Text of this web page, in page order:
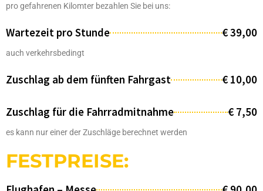
pro gefahrenen Kilomter bezahlen Sie bei uns:
Wartezeit pro Stunde € 39,00
auch verkehrsbedingt
Zuschlag ab dem fünften Fahrgast € 10,00
Zuschlag für die Fahrradmitnahme € 7,50
es kann nur einer der Zuschläge berechnet werden
FESTPREISE: